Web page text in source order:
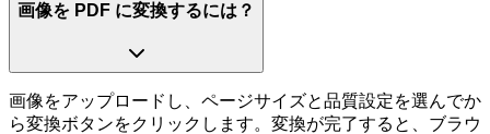
画像を PDF に変換するには？
画像をアップロードし、ページサイズと品質設定を選んでか
ら変換ボタンをクリックします。変換が完了すると、ブラウ